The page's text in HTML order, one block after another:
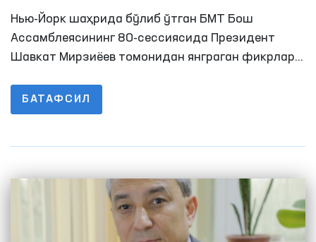
минбардаги овози: тинчлик ва инсон
ҳуқуқлари йўлида
Нью-Йорк шаҳрида бўлиб ўтган БМТ Бош
Ассамблеясининг 80-сессиясида Президент
Шавкат Мирзиёев томонидан янграган фикрлар
Давлатимиз раҳбари, аввало, БМТ Хавфсизлик
Кенгашини трансформация қилиш ва унинг
БАТАФСИЛ